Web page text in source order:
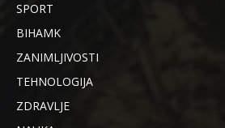
SPORT
BIHAMK
ZANIMLJIVOSTI
TEHNOLOGIJA
ZDRAVLJE